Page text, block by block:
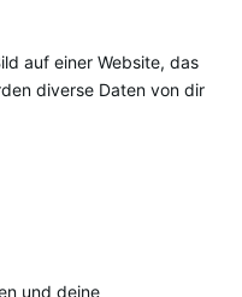
auf einer Website, das
diverse Daten von dir
und deine